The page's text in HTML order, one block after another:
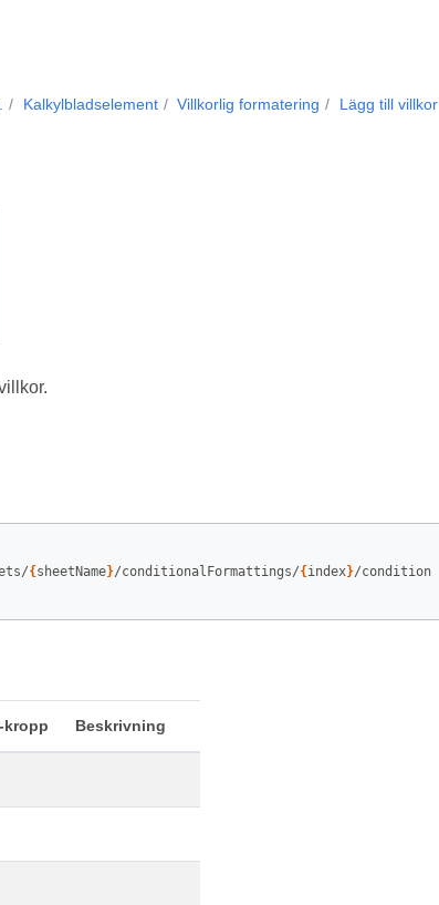
Kalkylbladselement Villkorlig formatering Lägg till villkor
{ sheetName}/conditionalFormattings/{ index}/condition
kropp Beskrivning